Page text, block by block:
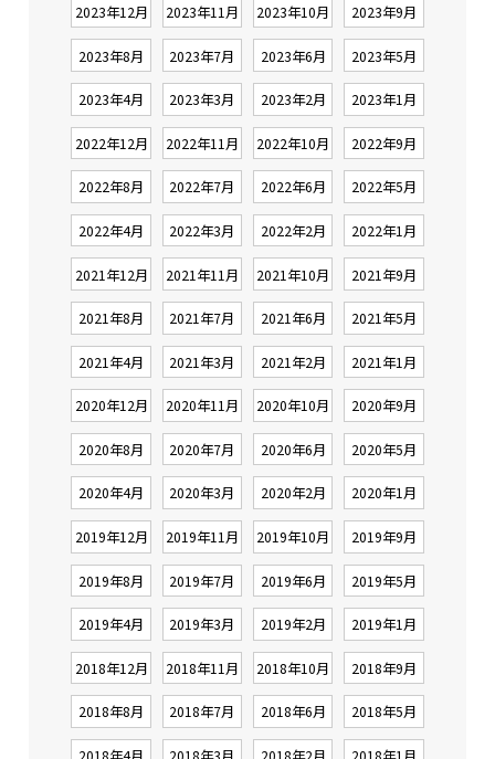
2023年12月 2023年11月 2023年10月 2023年9月
2023年8月 2023年7月 2023年6月 2023年5月
2023年4月 2023年3月 2023年2月 2023年1月
2022年12月 2022年11月 2022年10月 2022年9月
2022年8月 2022年7月 2022年6月 2022年5月
2022年4月 2022年3月 2022年2月 2022年1月
2021年12月 2021年11月 2021年10月 2021年9月
2021年8月 2021年7月 2021年6月 2021年5月
2021年4月 2021年3月 2021年2月 2021年1月
2020年12月 2020年11月 2020年10月 2020年9月
2020年8月 2020年7月 2020年6月 2020年5月
2020年4月 2020年3月 2020年2月 2020年1月
2019年12月 2019年11月 2019年10月 2019年9月
2019年8月 2019年7月 2019年6月 2019年5月
2019年4月 2019年3月 2019年2月 2019年1月
2018年12月 2018年11月 2018年10月 2018年9月
2018年8月 2018年7月 2018年6月 2018年5月
2018年4月 2018年3月 2018年2月 2018年1月